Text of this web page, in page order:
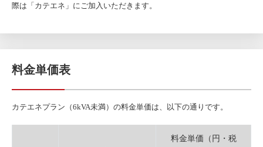
際は「カテエネ」にご加入いただきます。
料金単価表
カテエネプラン（6kVA未満）の料金単価は、以下の通りです。
料金単価（円・税